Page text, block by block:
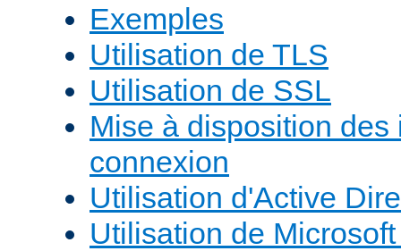
Exemples
Utilisation de TLS
Utilisation de SSL
Mise à disposition des
connexion
Utilisation d'Active
Utilisation de